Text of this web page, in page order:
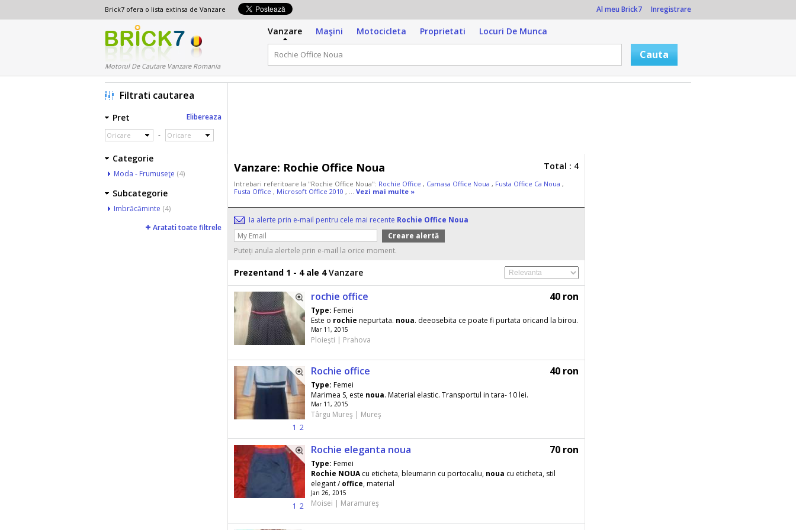
Brick7 ofera o lista extinsa de Vanzare Al meu Brick7 Inregistrare
Motorul De Cautare Vanzare Romania
Vanzare Maşini Motocicleta Proprietati Locuri De Munca
Vanzare: Rochie Office Noua Total : 4
Intrebari referitoare la "Rochie Office Noua": Rochie Office , Camasa Office Noua , Fusta Office Ca Noua ,
Fusta Office , Microsoft Office 2010 , ... Vezi mai multe »
Ia alerte prin e-mail pentru cele mai recente Rochie Office Noua
Puteți anula alertele prin e-mail la orice moment.
Prezentand 1 - 4 ale 4Vanzare
rochie office 40 ron
Type: Femei
Este o rochie nepurtata. noua. deeosebita ce poate fi purtata oricand la birou.
Mar 11, 2015
Ploieşti | Prahova
1 2
Rochie office 40 ron
Type: Femei
Marimea S, este noua. Material elastic. Transportul in tara- 10 lei.
Mar 11, 2015
Târgu Mureş | Mureş
1 2
Rochie eleganta noua 70 ron
Type: Femei
Rochie NOUAcu eticheta, bleumarin cu portocaliu, noua cu eticheta, stil
elegant /office, material
Jan 26, 2015
Moisei | Maramureş
Filtrati cautarea
Pret Elibereaza
Oricare - Oricare
Categorie
Moda - Frumuseţe (4)
Subcategorie
Imbrăcăminte (4)
Aratati toate filtrele